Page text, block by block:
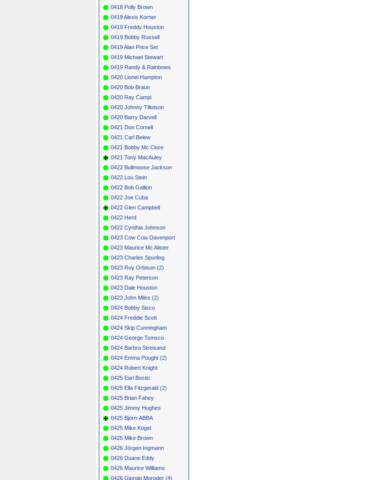
0418 Polly Brown
0419 Alexis Korner
0419 Freddy Houston
0419 Bobby Russell
0419 Alan Price Set
0419 Michael Stewart
0419 Randy & Rainbows
0420 Lionel Hampton
0420 Bob Braun
0420 Ray Campi
0420 Johnny Tillotson
0420 Barry Darvell
0421 Don Cornell
0421 Carl Belew
0421 Bobby Mc Clure
0421 Tony MacAuley
0422 Bullmoose Jackson
0422 Lou Stein
0422 Bob Gallion
0422 Joe Cuba
0422 Glen Campbell
0422 Herd
0422 Cynthia Johnson
0423 Cow Cow Davenport
0423 Maurice Mc Alister
0423 Charles Spurling
0423 Roy Orbison (2)
0423 Ray Peterson
0423 Dale Houston
0423 John Miles (2)
0424 Bobby Sisco
0424 Freddie Scott
0424 Skip Cunningham
0424 George Tomsco
0424 Barbra Streisand
0424 Emma Pought (2)
0424 Robert Knight
0425 Earl Bostic
0425 Ella Fitzgerald (2)
0425 Brian Fahey
0425 Jimmy Hughes
0425 Björn-ABBA
0425 Mike Kogel
0425 Mike Brown
0426 Jörgen Ingmann
0426 Duane Eddy
0426 Maurice Williams
0426 Giorgio Moroder (4)